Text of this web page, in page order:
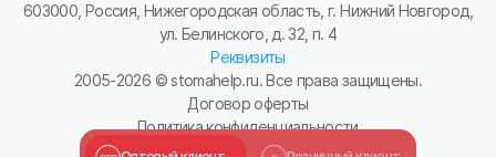
603000, Россия, Нижегородская область, г. Нижний Новгород,
ул. Белинского, д. 32, п. 4
Реквизиты
2005-2026 © stomahelp.ru. Все права защищены.
Договор оферты
Политика конфиденциальности
Сайт разработал Kulibin-it.ru